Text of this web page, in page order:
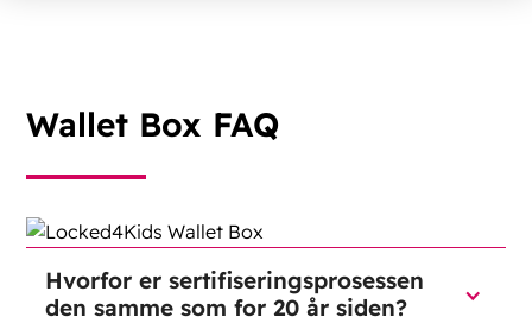
Wallet Box FAQ
Hvorfor er sertifiseringsprosessen
den samme som for 20 år siden?